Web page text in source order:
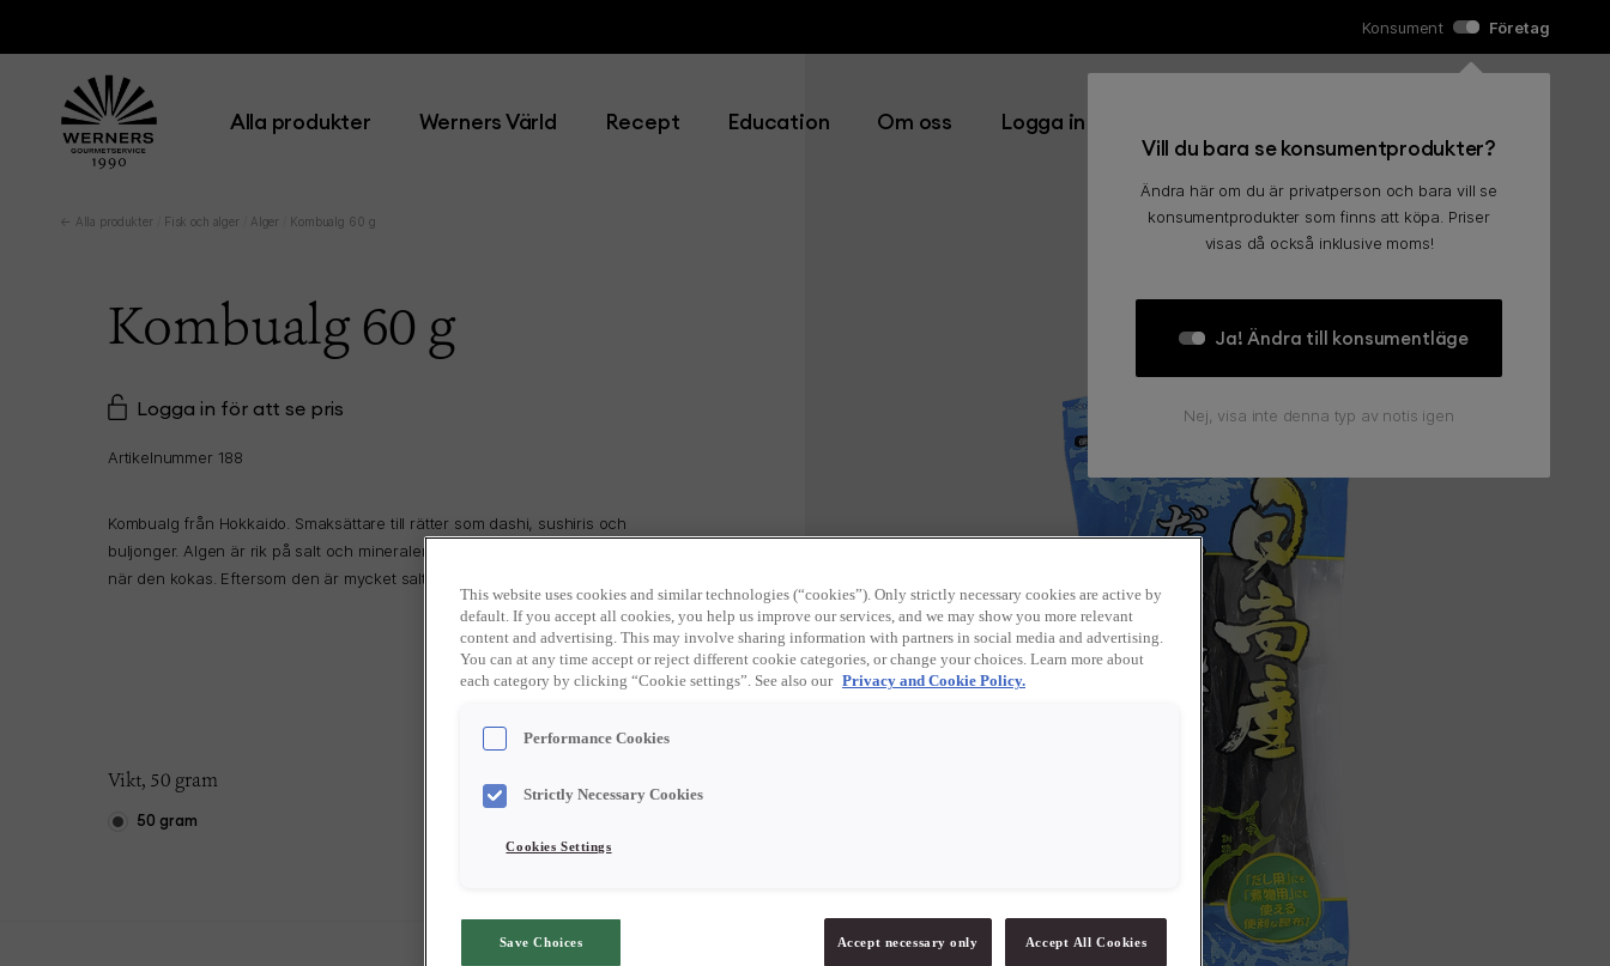
Konsument Företag
Vill du bara se konsumentprodukter?
Ändra här om du är privatperson och bara vill se
konsumentprodukter som finns att köpa. Priser
visas då också inklusive moms!
Ja! Ändra till konsumentläge
Nej, visa inte denna typ av notis igen
Alla produkter Werners Värld Recept Education Om oss Logga in
← Alla produkter Fisk och alger Alger Kombualg 60 g
Kombualg 60 g
Logga in för att se pris
Artikelnummer 188
Kombualg från Hokkaido. Smaksättare till rätter som dashi, sushiris och
buljonger. Algen är rik på salt och mineraler, vilket ger den en djup umamismak
när den kokas. Eftersom den är mycket salt och inte avsedd att ätas för sig bör
Vikt, 50 gram
50 gram
This website uses cookies and similar technologies (“cookies”). Only strictly necessary cookies are active by
default. If you accept all cookies, you help us improve our services, and we may show you more relevant
content and advertising. This may involve sharing information with partners in social media and advertising.
You can at any time accept or reject different cookie categories, or change your choices. Learn more about
each category by clicking “Cookie settings”. See also our Privacy and Cookie Policy.
Performance Cookies
Strictly Necessary Cookies
Cookies Settings
Save Choices Accept necessary only Accept All Cookies